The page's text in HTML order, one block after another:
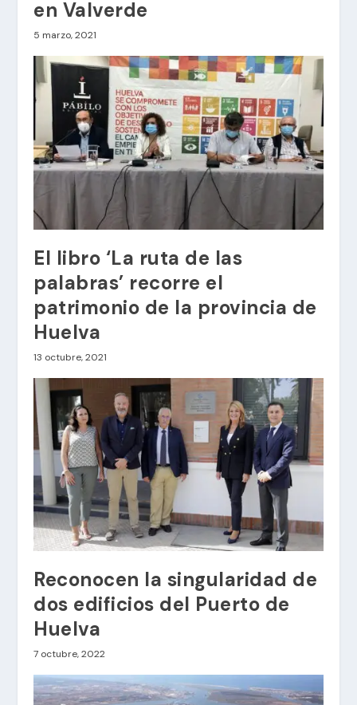
en Valverde
5 marzo, 2021
El libro ‘La ruta de las
palabras’ recorre el
patrimonio de la provincia de
Huelva
13 octubre, 2021
Reconocen la singularidad de
dos edificios del Puerto de
Huelva
7 octubre, 2022